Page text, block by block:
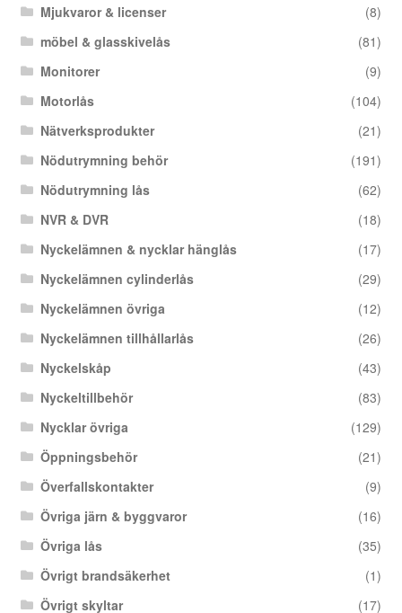
Mjukvaror & licenser
(8)
möbel & glasskivelås
(81)
Monitorer
(9)
Motorlås
(104)
Nätverksprodukter
(21)
Nödutrymning behör
(191)
Nödutrymning lås
(62)
NVR & DVR
(18)
Nyckelämnen & nycklar hänglås
(17)
Nyckelämnen cylinderlås
(29)
Nyckelämnen övriga
(12)
Nyckelämnen tillhållarlås
(26)
Nyckelskåp
(43)
Nyckeltillbehör
(83)
Nycklar övriga
(129)
Öppningsbehör
(21)
Överfallskontakter
(9)
Övriga järn & byggvaror
(16)
Övriga lås
(35)
Övrigt brandsäkerhet
(1)
Övrigt skyltar
(17)